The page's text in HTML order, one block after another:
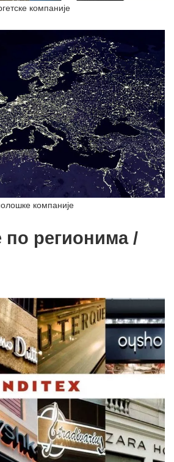
компаније
компаније
по регионима /